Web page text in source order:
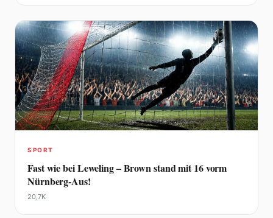
SPORT
Fast wie bei Leweling – Brown stand mit 16 vorm
Nürnberg-Aus!
20,7K